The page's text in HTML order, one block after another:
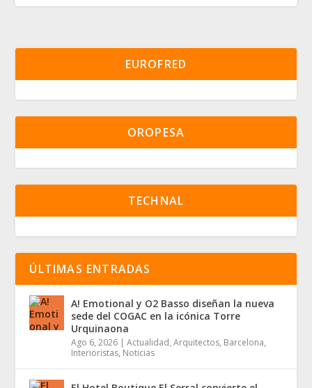
EUROFRED
OROPESA
TECHNAL
ÚLTIMAS ENTRADAS
A! Emotional y O2 Basso diseñan la nueva
sede del COGAC en la icónica Torre
Urquinaona
Ago 6, 2026 |Actualidad,Arquitectos, Barcelona,
Interioristas, Noticias